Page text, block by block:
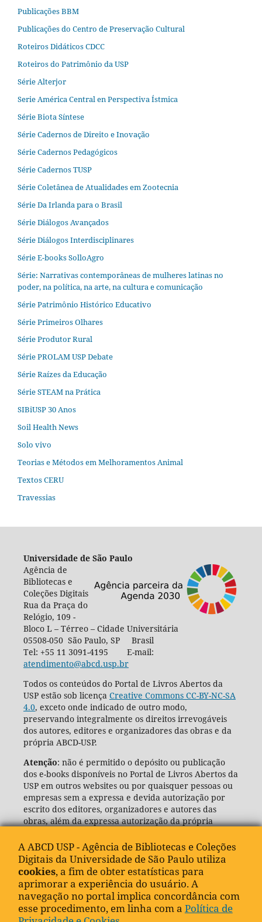
Publicações BBM
Publicações do Centro de Preservação Cultural
Roteiros Didáticos CDCC
Roteiros do Patrimônio da USP
Série Alterjor
Serie América Central en Perspectiva Ístmica
Série Biota Síntese
Série Cadernos de Direito e Inovação
Série Cadernos Pedagógicos
Série Cadernos TUSP
Série Coletânea de Atualidades em Zootecnia
Série Da Irlanda para o Brasil
Série Diálogos Avançados
Série Diálogos Interdisciplinares
Série E-books SolloAgro
Série: Narrativas contemporâneas de mulheres latinas no
poder, na política, na arte, na cultura e comunicação
Série Patrimônio Histórico Educativo
Série Primeiros Olhares
Série Produtor Rural
Série PROLAM USP Debate
Série Raízes da Educação
Série STEAM na Prática
SIBiUSP 30 Anos
Soil Health News
Solo vivo
Teorias e Métodos em Melhoramentos Animal
Textos CERU
Travessias
Universidade de São Paulo
Agência de
Bibliotecas e
Coleções Digitais
Rua da Praça do
Relógio, 109 -
Bloco L – Térreo – Cidade Universitária
05508-050 São Paulo, SP Brasil
Tel: +55 11 3091-4195 E-mail:
atendimento@abcd.usp.br
Todos os conteúdos do Portal de Livros Abertos da
USP estão sob licença Creative Commons CC-BY-NC-SA
4.0, exceto onde indicado de outro modo,
preservando integralmente os direitos irrevogáveis
dos autores, editores e organizadores das obras e da
própria ABCD-USP.
Atenção: não é permitido o depósito ou publicação
dos e-books disponíveis no Portal de Livros Abertos da
USP em outros websites ou por quaisquer pessoas ou
empresas sem a expressa e devida autorização por
escrito dos editores, organizadores e autores das
obras, além da expressa autorização da própria
(ABCD-USP).
A ABCD USP - Agência de Bibliotecas e Coleções
Digitais da Universidade de São Paulo utiliza
cookies, a fim de obter estatísticas para
aprimorar a experiência do usuário. A
navegação no portal implica concordância com
esse procedimento, em linha com a Política de